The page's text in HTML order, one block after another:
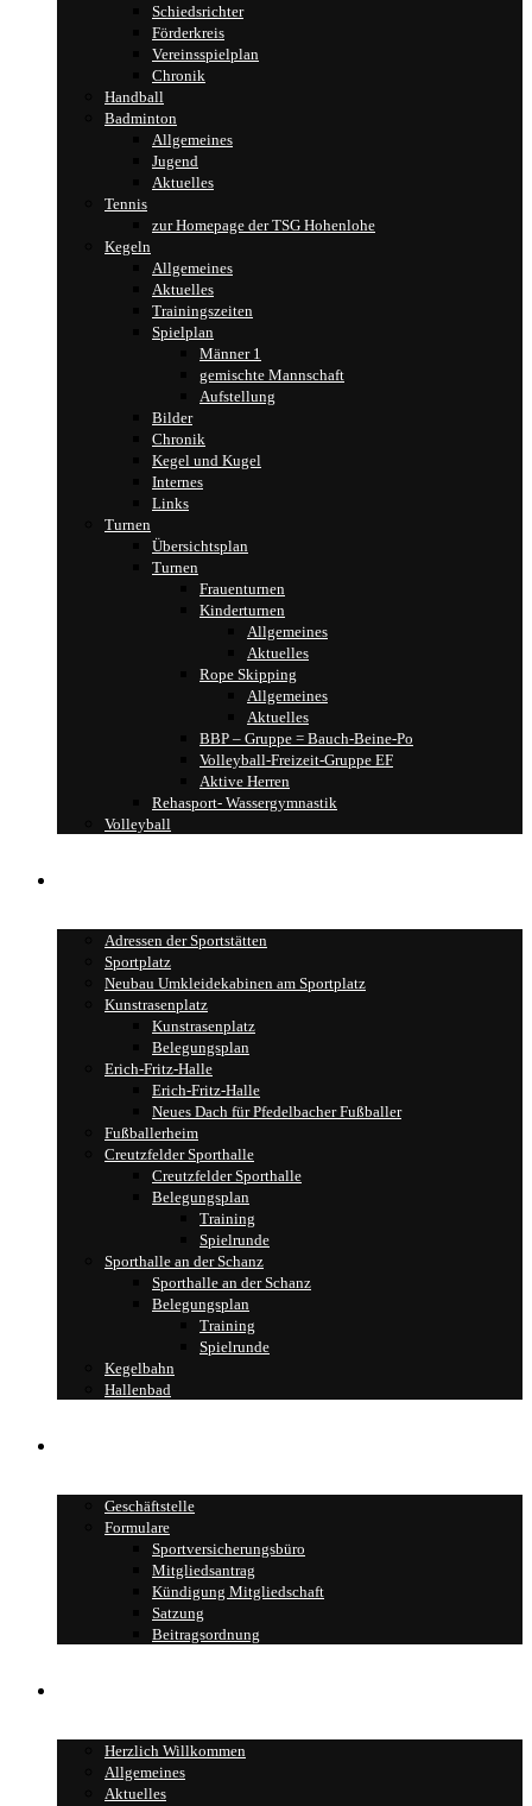
Schiedsrichter
Förderkreis
Vereinsspielplan
Chronik
Handball
Badminton
Allgemeines
Jugend
Aktuelles
Tennis
zur Homepage der TSG Hohenlohe
Kegeln
Allgemeines
Aktuelles
Trainingszeiten
Spielplan
Männer 1
gemischte Mannschaft
Aufstellung
Bilder
Chronik
Kegel und Kugel
Internes
Links
Turnen
Übersichtsplan
Turnen
Frauenturnen
Kinderturnen
Allgemeines
Aktuelles
Rope Skipping
Allgemeines
Aktuelles
BBP – Gruppe = Bauch-Beine-Po
Volleyball-Freizeit-Gruppe EF
Aktive Herren
Rehasport- Wassergymnastik
Volleyball
Adressen der Sportstätten
Sportplatz
Neubau Umkleidekabinen am Sportplatz
Kunstrasenplatz
Kunstrasenplatz
Belegungsplan
Erich-Fritz-Halle
Erich-Fritz-Halle
Neues Dach für Pfedelbacher Fußballer
Fußballerheim
Creutzfelder Sporthalle
Creutzfelder Sporthalle
Belegungsplan
Training
Spielrunde
Sporthalle an der Schanz
Sporthalle an der Schanz
Belegungsplan
Training
Spielrunde
Kegelbahn
Hallenbad
Geschäftstelle
Formulare
Sportversicherungsbüro
Mitgliedsantrag
Kündigung Mitgliedschaft
Satzung
Beitragsordnung
Herzlich Willkommen
Allgemeines
Aktuelles